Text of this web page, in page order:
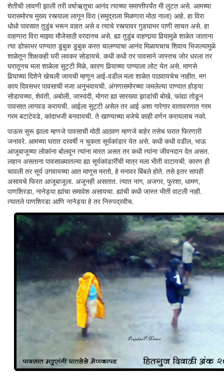
शेतीची लावणी झाली तरी वर्षाऋतूचा आनंद त्याच्या समाप्तीपर्यंत मी लुटत असे. आमच्या
घरासमोरच मुख्य रस्त्याला लागून विरा (समुद्राला मिळणारा मोठा नाला) आहे. हा विरा
धोधो पावसात तुडुंब भरून वाहत असे व त्याचे रस्त्यावर गुडघाभर पाणी साचत असे. हा
वाहणारा विरा माझ्या मौजेसाठी वरदानच असे. ह्या तुडुंब वाहणार्‍या विर्‍यामुळे शाळेत जाताना
त्या डोफाभर पाण्यात डुबुक डुबुक करत चालण्याचा आनंद मिळायचाच शिवाय भिजल्यामुळे
शाळेतून शिक्षकही घरी लवकर सोडायचे. कधी कधी तर पावसाने जास्तच जोर धरला तर
घरातूनच मला शाळेला सुट्टी मिळे, कारण विर्‍याच्या पाण्याला लोट येत असे. माणसे
विर्‍याच्या दिशेने खेचली जायची म्हणून आई-वडील मला शाळेत पाठवायचेच नाहीत. मग
काय दिवसभर पावसाची मजा अनुभवायची. अंगणासमोरच्या जमलेल्या पाण्यात होड्या
सोडायच्या, शेवंती, अबोली, जास्वंदी, मोगरा ह्या सारख्या झाडांची बोखे, फांद्या तोडून
पावसात लागवड करायची. आईला सुट्टी असेल तर आई अशा गारेगार वातावरणात गरम
गरम बटाटेवडे, कांदाभजी बनवायची. ते खाण्याच्या मजेचे काही वर्णन करायलाच नको.
पाऊस सुरू झाला म्हणजे पावसाची मोठी आठवण म्हणजे बाहेर तसेच घरात फिरणारी
जनावरे. आमच्या घरात दरवर्षी न चुकता सूर्यकांडार येत असे. कधी कधी वडील, भाऊ
आजूबाजूच्या लोकांना बोलवून त्यांना मारत असत तर कधी त्यांना जीवनदान देत असत.
लहान असताना पावसाळ्यातल्या ह्या सूर्यकांडारींची मात्र मला भीती वाटायची. कारण ही
चावली तर सूर्य उगवायच्या आत माणूस मरतो, हे मनावर बिंबले होते. तसे इतर सापही
असायचे फिरत आजूबाजूला. अजूनही असतात. त्यात नाग, अजगर, फुरशा, धामण,
पाणशिरडा, नानेड्या ह्यांचा समावेश असायचा. ह्यांची कधी जास्त भीती वाटली नाही.
त्यातले पाणशिरडा आणि नानेड्या हे तर निरुपद्रवीच.